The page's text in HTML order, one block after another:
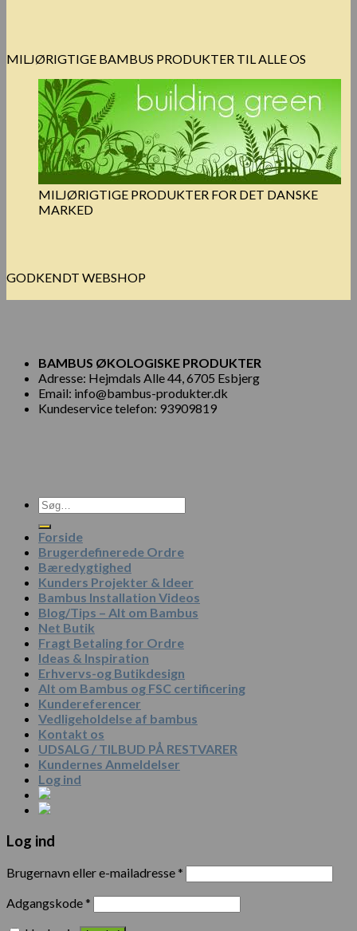
MILJØRIGTIGE BAMBUS PRODUKTER TIL ALLE OS
MILJØRIGTIGE PRODUKTER FOR DET DANSKE
MARKED
GODKENDT WEBSHOP
BAMBUS ØKOLOGISKE PRODUKTER
Adresse: Hejmdals Alle 44, 6705 Esbjerg
Email: info@bambus-produkter.dk
Kundeservice telefon: 93909819
Søg
efter:
Forside
Brugerdefinerede Ordre
Bæredygtighed
Kunders Projekter & Ideer
Bambus Installation Videos
Blog/Tips – Alt om Bambus
Net Butik
Fragt Betaling for Ordre
Ideas & Inspiration
Erhvervs-og Butikdesign
Alt om Bambus og FSC certificering
Kundereferencer
Vedligeholdelse af bambus
Kontakt os
UDSALG / TILBUD PÅ RESTVARER
Kundernes Anmeldelser
Log ind
Log ind
Brugernavn eller e-mailadresse*
Adgangskode*